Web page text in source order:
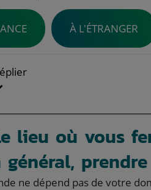
À L'ÉTRANGER
lieu où vous
général,
ne dépend pas de votre